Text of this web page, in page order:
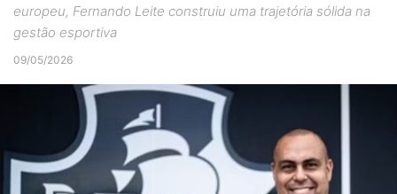
europeu, Fernando Leite construiu uma trajetória sólida na
gestão esportiva
09/05/2026